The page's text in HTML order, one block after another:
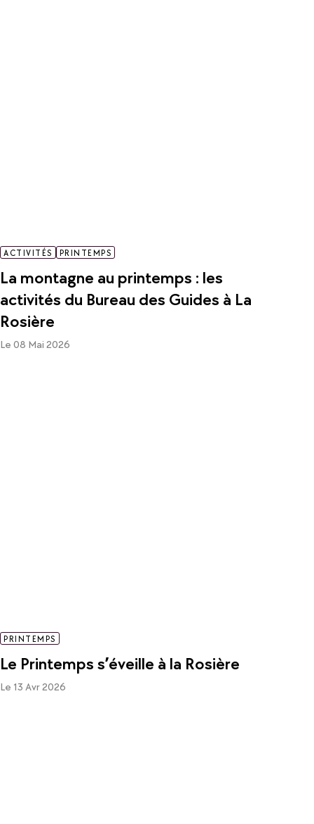
ACTIVITÉS PRINTEMPS
La montagne au printemps : les
activités du Bureau des Guides à La
Rosière
Le 08 Mai 2026
PRINTEMPS
Le Printemps s’éveille à la Rosière
Le 13 Avr 2026